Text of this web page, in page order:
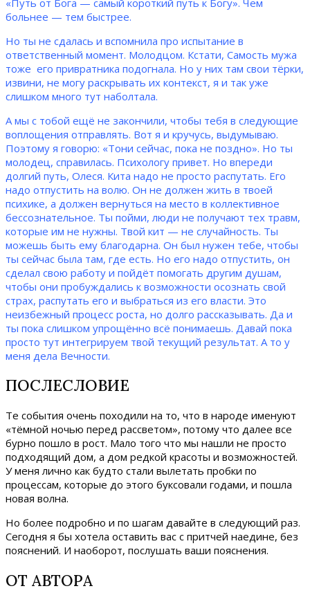
больнее — тем быстрее.
Но ты не сдалась и вспомнила про испытание в
ответственный момент. Молодцом. Кстати, Самость мужа
тоже его привратника подогнала. Но у них там свои тёрки,
извини, не могу раскрывать их контекст, я и так уже
слишком много тут наболтала.
А мы с тобой ещё не закончили, чтобы тебя в следующие
воплощения отправлять. Вот я и кручусь, выдумываю.
Поэтому я говорю: «Тони сейчас, пока не поздно». Но ты
молодец, справилась. Психологу привет. Но впереди
долгий путь, Олеся. Кита надо не просто распутать. Его
надо отпустить на волю. Он не должен жить в твоей
психике, а должен вернуться на место в коллективное
бессознательное. Ты пойми, люди не получают тех травм,
которые им не нужны. Твой кит — не случайность. Ты
можешь быть ему благодарна. Он был нужен тебе, чтобы
ты сейчас была там, где есть. Но его надо отпустить, он
сделал свою работу и пойдёт помогать другим душам,
чтобы они пробуждались к возможности осознать свой
страх, распутать его и выбраться из его власти. Это
неизбежный процесс роста, но долго рассказывать. Да и
ты пока слишком упрощённо всё понимаешь. Давай пока
просто тут интегрируем твой текущий результат. А то у
меня дела Вечности.
ПОСЛЕСЛОВИЕ
Те события очень походили на то, что в народе именуют
«тёмной ночью перед рассветом», потому что далее все
бурно пошло в рост. Мало того что мы нашли не просто
подходящий дом, а дом редкой красоты и возможностей.
У меня лично как будто стали вылетать пробки по
процессам, которые до этого буксовали годами, и пошла
новая волна.
Но более подробно и по шагам давайте в следующий раз.
Сегодня я бы хотела оставить вас с притчей наедине, без
пояснений. И наоборот, послушать ваши пояснения.
ОТ АВТОРА